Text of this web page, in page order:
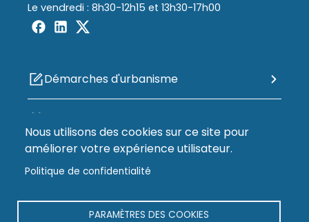
Nous utilisons des cookies sur ce site pour
améliorer votre expérience utilisateur.
Politique de confidentialité
PARAMÈTRES DES COOKIES
Le vendredi : 8h30-12h15 et 13h30-17h00
Démarches d'urbanisme
Journal municipal
Démarches administratives